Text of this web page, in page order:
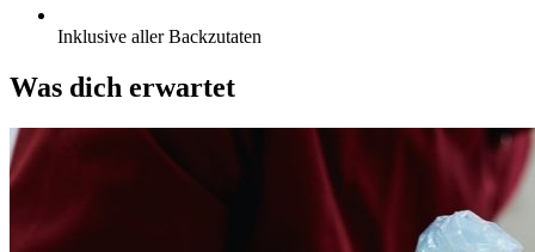
Inklusive aller Backzutaten
Was dich erwartet